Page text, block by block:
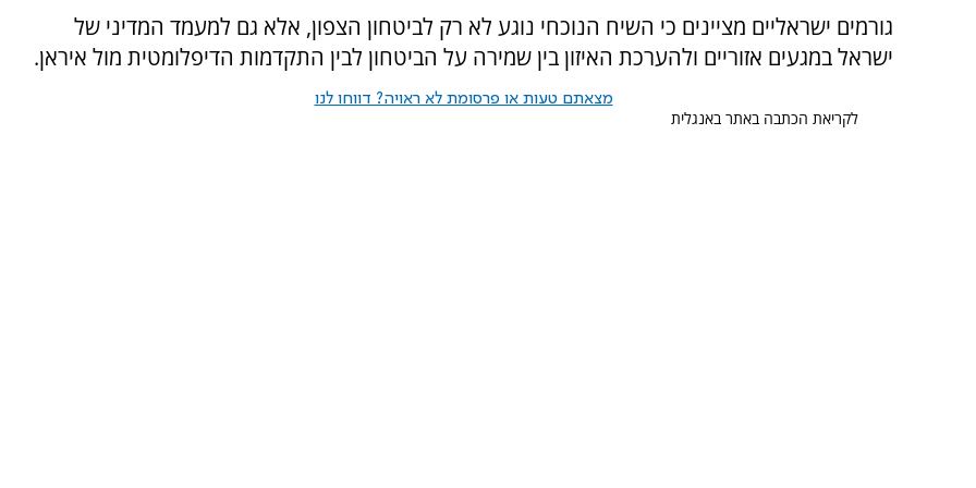
גורמים ישראליים מציינים כי השיח הנוכחי נוגע לא רק לביטחון הצפון, אלא גם למעמד המדיני של
ישראל במגעים אזוריים ולהערכת האיזון בין שמירה על הביטחון לבין התקדמות הדיפלומטית מול איראן.
מצאתם טעות או פרסומת לא ראויה? דווחו לנו
לקריאת הכתבה באתר באנגלית